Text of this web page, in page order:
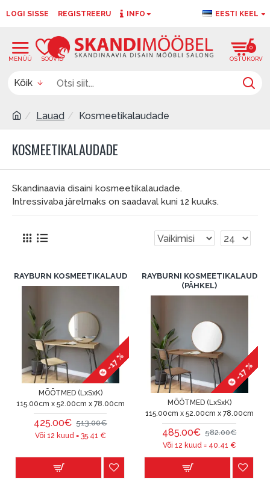
LOGI SISSE REGISTREERU INFO EESTI KEEL
0
Kõik
Lauad Kosmeetikalaudade
KOSMEETIKALAUDADE
Skandinaavia disaini kosmeetikalaudade.
Intressivaba järelmaks on saadaval kuni 12 kuuks.
RAYBURN KOSMEETIKALAUD
-17 %
MÕÕTMED (LxSxK)
115.00cm x 52.00cm x 78.00cm
425.00€ 513.00€
Või 12 kuud = 35.41 €
RAYBURNI KOSMEETIKALAUD
(PÄHKEL)
-17 %
MÕÕTMED (LxSxK)
115.00cm x 52.00cm x 78.00cm
485.00€ 582.00€
Või 12 kuud = 40.41 €